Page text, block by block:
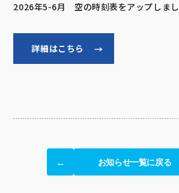
2026年5-6月 空の時刻表をアップしまし
詳細はこちら
お知らせ一覧に戻る